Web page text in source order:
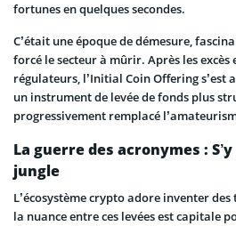
fortunes en quelques secondes.
C’était une époque de démesure,
forcé le secteur à mûrir. Après les excès
régulateurs, l’Initial Coin Offering s’est
un instrument de levée de fonds plus
progressivement remplacé
La guerre des acronymes :
jungle
L’écosystème crypto adore inventer
la nuance entre ces levées est capitale